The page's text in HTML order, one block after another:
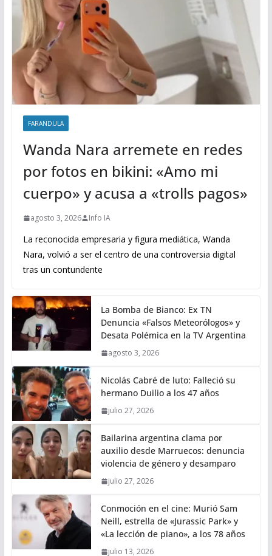
FARANDULA
Wanda Nara arremete en redes
por fotos en bikini: «Amo mi
cuerpo» y acusa a «trolls pagos»
agosto 3, 2026 Info IA
La reconocida empresaria y figura mediática, Wanda
Nara, volvió a ser el centro de una controversia digital
tras un contundente
La Bomba de Bianco: Ex TN
Denuncia «Falsos Meteorólogos» y
Desata Polémica en la TV Argentina
agosto 3, 2026
Nicolás Cabré de luto: Falleció su
hermano Duilio a los 47 años
julio 27, 2026
Bailarina argentina clama por
auxilio desde Marruecos: denuncia
violencia de género y desamparo
julio 27, 2026
Conmoción en el cine: Murió Sam
Neill, estrella de «Jurassic Park» y
«La lección de piano», a los 78 años
julio 13, 2026